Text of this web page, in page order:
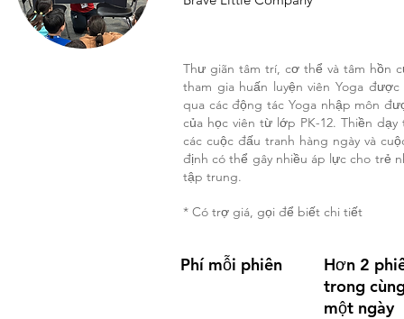
Thư giãn tâm trí, cơ thể và tâm hồn
tham gia huấn luyện viên Yoga
qua các động tác Yoga nhập môn
của học viên từ lớp PK-12. Thiền
các cuộc đấu tranh hàng ngày và
định có thể gây nhiều áp lực cho trẻ
tập trung.
* Có trợ giá, gọi để biết chi tiết
Phí mỗi phiên
Hơn 2
trong
một ngày